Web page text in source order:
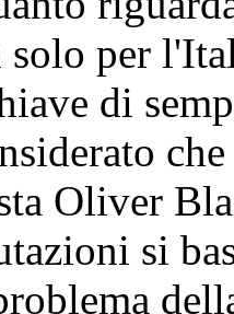
per
di
Oliver
si